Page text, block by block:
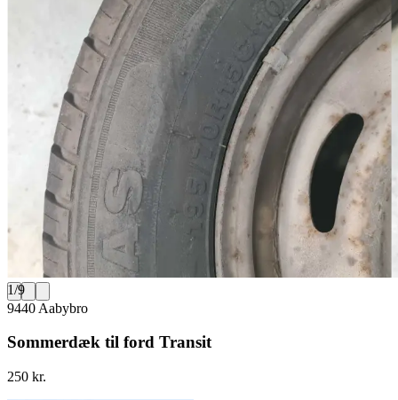
1/9
9440 Aabybro
Sommerdæk til ford Transit
250 kr.